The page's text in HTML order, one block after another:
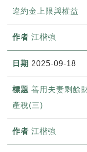
違約金上限與權益
江楷強
2025-09-18
善用夫妻剩餘
產稅(三)
江楷強